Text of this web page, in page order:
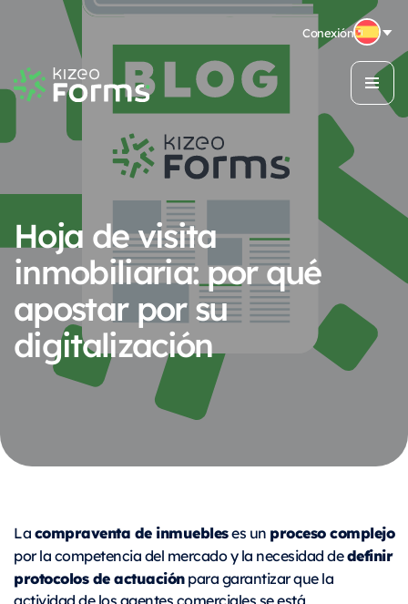
Conexión
Hoja de visita
inmobiliaria: por qué
apostar por su
digitalización
Lacompraventa de inmuebleses un proceso complejo
por la competencia del mercado y la necesidad dedefinir
protocolos de actuaciónpara garantizar que la
actividad de los agentes comerciales se está